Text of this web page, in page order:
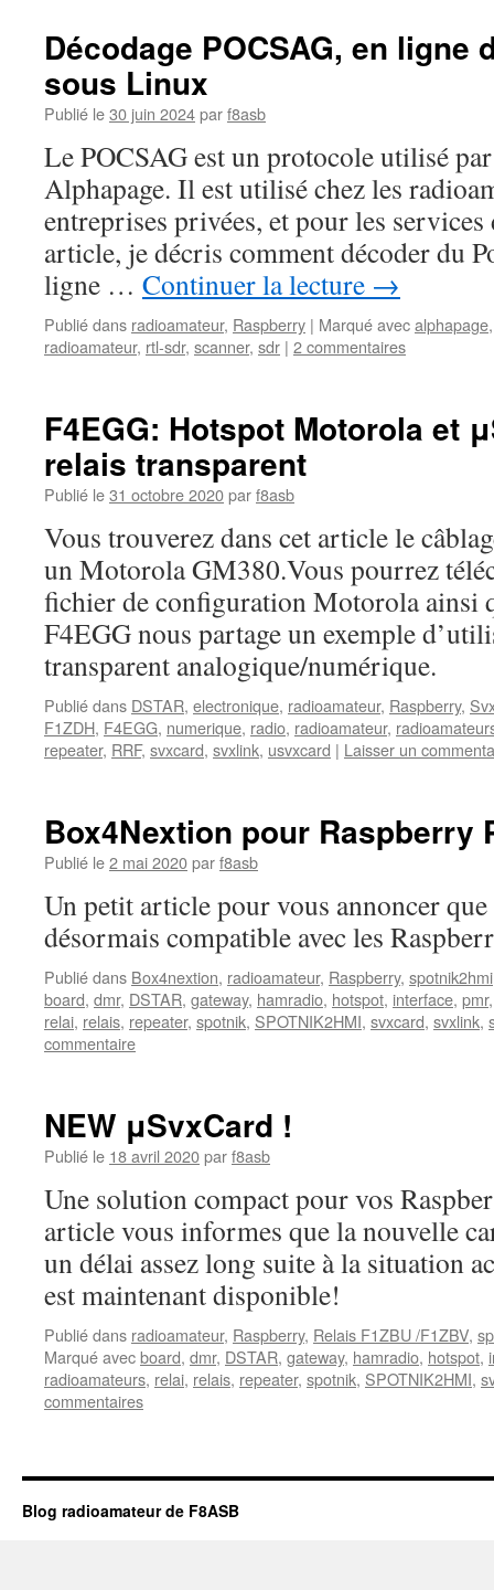
Décodage POCSAG, en ligne
sous Linux
Publié le30 juin 2024parf8asb
Le POCSAG est un protocole utilisé
Alphapage. Il est utilisé chez les
entreprises privées, et pour les services
article, je décris comment décoder du
ligne … Continuer la lecture →
Publié dans radioamateur, Raspberry | Marqué avecalphapage
radioamateur, rtl-sdr, scanner, sdr | 2 commentaires
F4EGG: Hotspot Motorola et
relais transparent
Publié le31 octobre 2020parf8asb
Vous trouverez dans cet article le
un Motorola GM380.Vous pourrez
fichier de configuration Motorola ainsi
F4EGG nous partage un exemple
transparent analogique/numérique.
Publié dans DSTAR, electronique, radioamateur, Raspberry,
F1ZDH, F4EGG, numerique, radio, radioamateur,
repeater, RRF, svxcard, svxlink, usvxcard | Laisser un
Box4Nextion pour Raspberry
Publié le2 mai 2020parf8asb
Un petit article pour vous annoncer
désormais compatible avec les
Publié dans Box4nextion, radioamateur, Raspberry, spotnik2hmi
board, dmr, DSTAR, gateway, hamradio, hotspot, interface, pmr
relai, relais, repeater, spotnik, SPOTNIK2HMI, svxcard, svxlink,
commentaire
NEW μSvxCard !
Publié le 18 avril 2020parf8asb
Une solution compact pour vos
article vous informes que la nouvelle
un délai assez long suite à la situation
est maintenant disponible!
Publié dans radioamateur, Raspberry, Relais F1ZBU /F1ZBV,
Marqué avecboard, dmr, DSTAR, gateway, hamradio, hotspot,
radioamateurs, relai, relais, repeater, spotnik, SPOTNIK2HMI,
commentaires
Blog radioamateur de F8ASB